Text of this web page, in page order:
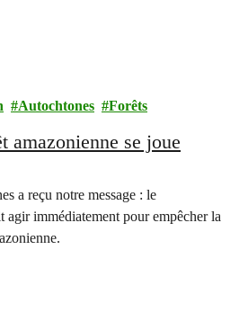
Autochtones Forêts
amazonienne se joue
a reçu notre message : le
agir immédiatement pour empêcher la